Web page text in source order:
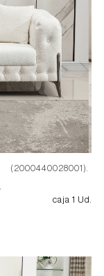
(2000440028001).
caja 1 Ud.